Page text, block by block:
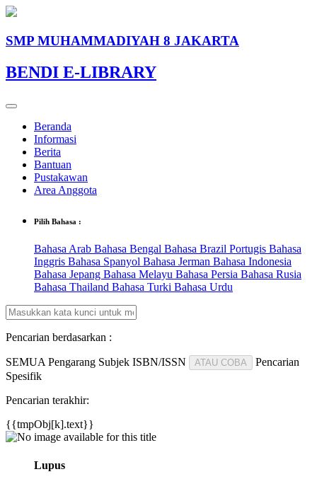
SMP MUHAMMADIYAH 8 JAKARTA
BENDI E-LIBRARY
Beranda
Informasi
Berita
Bantuan
Pustakawan
Area Anggota
Pilih Bahasa :
Bahasa Arab Bahasa Bengal Bahasa Brazil Portugis Bahasa
Inggris Bahasa Spanyol Bahasa Jerman Bahasa Indonesia
Bahasa Jepang Bahasa Melayu Bahasa Persia Bahasa Rusia
Bahasa Thailand Bahasa Turki Bahasa Urdu
Pencarian berdasarkan :
SEMUA Pengarang Subjek ISBN/ISSN ATAU COBA
Pencarian
Spesifik
Pencarian terakhir:
{{tmpObj[k].text}}
Lupus